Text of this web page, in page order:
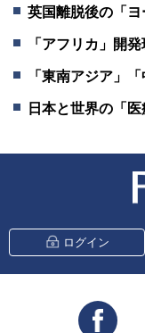
英国離脱後の「
「アフリカ」開
「東南アジア」
日本と世界の「
ログイン